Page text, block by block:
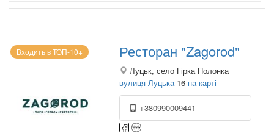
Входить в ТОП-10+ Ресторан "Zagorod"
Луцьк, село Гірка Полонка
вулиця Луцька 16 на карті
+380990009441